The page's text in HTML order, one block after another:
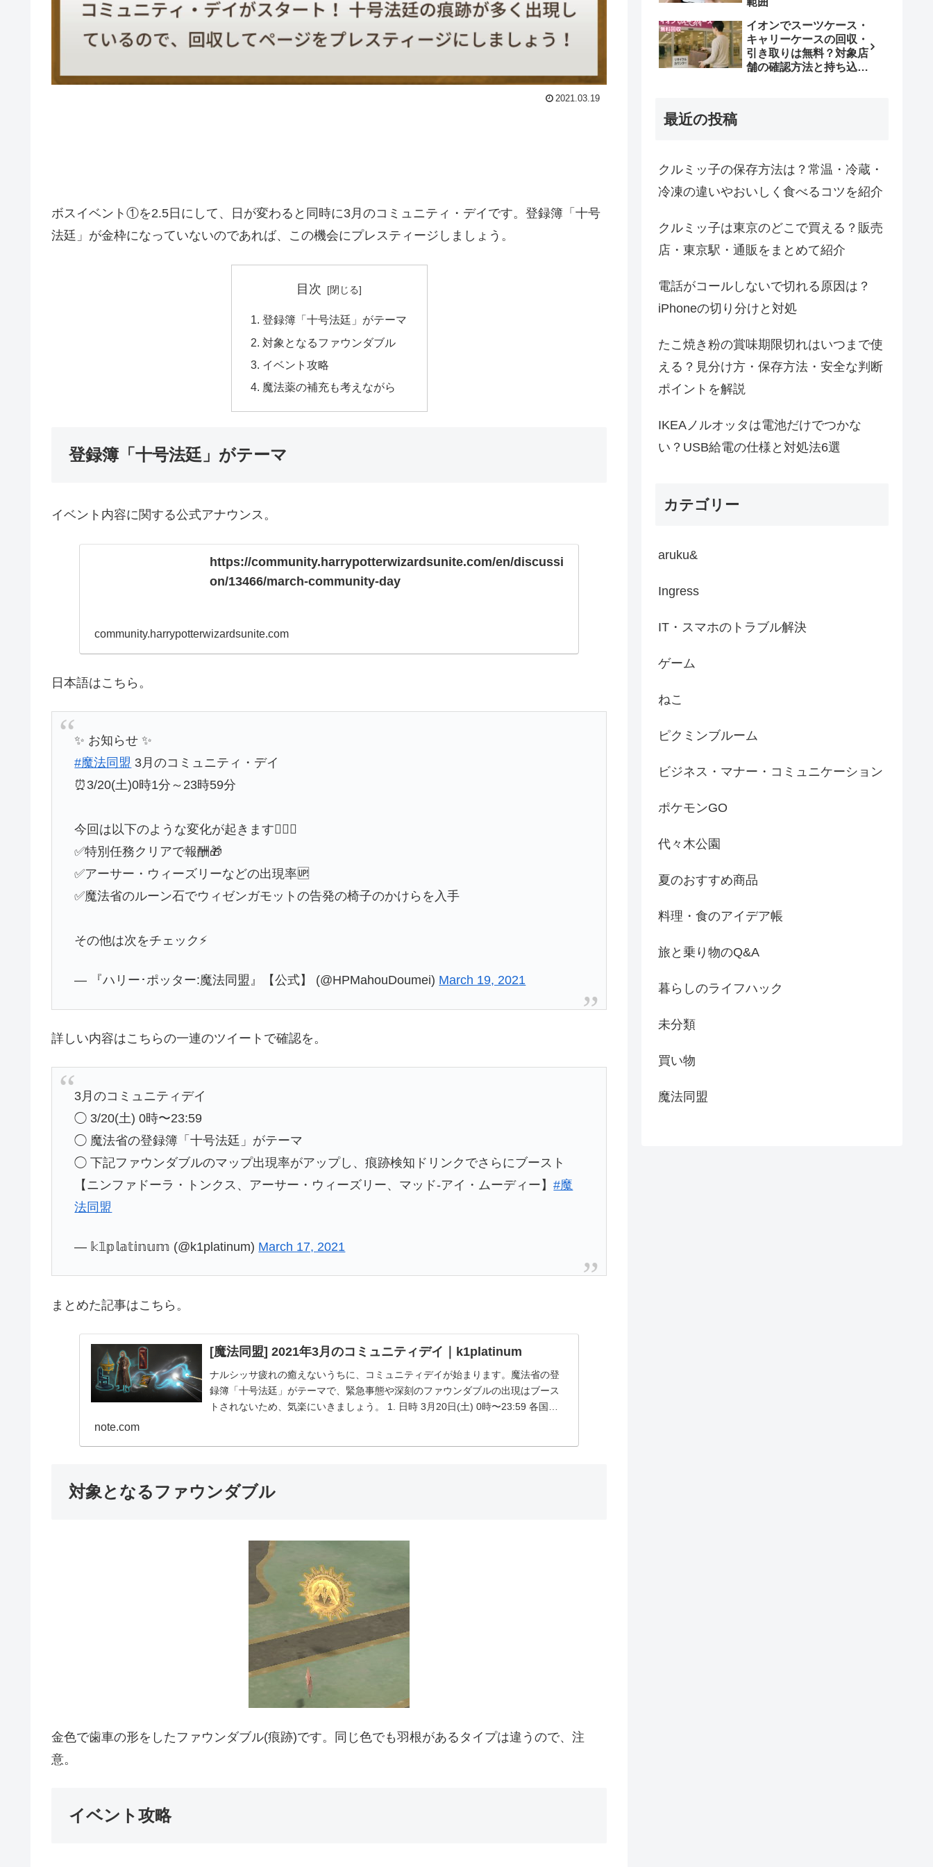
2021.03.19
ボスイベント①を2.5日にして、日が変わると同時に3月のコミュニティ・デイです。登録簿「十号
法廷」が金枠になっていないのであれば、この機会にプレスティージしましょう。
目次
登録簿「十号法廷」がテーマ
対象となるファウンダブル
イベント攻略
魔法薬の補充も考えながら
登録簿「十号法廷」がテーマ
イベント内容に関する公式アナウンス。
https://community.harrypotterwizardsunite.com/en/discussi
on/13466/march-community-day
community.harrypotterwizardsunite.com
日本語はこちら。
✨ お知らせ ✨
#魔法同盟 3月のコミュニティ・デイ
⏰3/20(土)0時1分～23時59分
今回は以下のような変化が起きます🧙‍♂️✨
✅特別任務クリアで報酬🎁
✅アーサー・ウィーズリーなどの出現率🆙
✅魔法省のルーン石でウィゼンガモットの告発の椅子のかけらを入手
その他は次をチェック⚡️
— 『ハリー･ポッター:魔法同盟』【公式】 (@HPMahouDoumei) March 19, 2021
詳しい内容はこちらの一連のツイートで確認を。
3月のコミュニティデイ
◯ 3/20(土) 0時〜23:59
◯ 魔法省の登録簿「十号法廷」がテーマ
◯ 下記ファウンダブルのマップ出現率がアップし、痕跡検知ドリンクでさらにブースト
【ニンファドーラ・トンクス、アーサー・ウィーズリー、マッド-アイ・ムーディー】#魔
法同盟
— 𝕜𝟙𝕡𝕝𝕒𝕥𝕚𝕟𝕦𝕞 (@k1platinum) March 17, 2021
まとめた記事はこちら。
[魔法同盟] 2021年3月のコミュニティデイ｜k1platinum
ナルシッサ疲れの癒えないうちに、コミュニティデイが始まります。魔法省の登
録簿「十号法廷」がテーマで、緊急事態や深刻のファウンダブルの出現はブース
トされないため、気楽にいきましょう。 1. 日時 3月20日(土) 0時〜23:59 各国・
note.com
対象となるファウンダブル
金色で歯車の形をしたファウンダブル(痕跡)です。同じ色でも羽根があるタイプは違うので、注
意。
イベント攻略
イオンでスーツケース・
キャリーケースの回収・
引き取りは無料？対象店
舗の確認方法と持ち込み
最近の投稿
クルミッ子の保存方法は？常温・冷蔵・
冷凍の違いやおいしく食べるコツを紹介
クルミッ子は東京のどこで買える？販売
店・東京駅・通販をまとめて紹介
電話がコールしないで切れる原因は？
iPhoneの切り分けと対処
たこ焼き粉の賞味期限切れはいつまで使
える？見分け方・保存方法・安全な判断
ポイントを解説
IKEAノルオッタは電池だけでつかな
い？USB給電の仕様と対処法6選
カテゴリー
aruku&
Ingress
IT・スマホのトラブル解決
ゲーム
ねこ
ピクミンブルーム
ビジネス・マナー・コミュニケーション
ポケモンGO
代々木公園
夏のおすすめ商品
料理・食のアイデア帳
旅と乗り物のQ&A
暮らしのライフハック
未分類
買い物
魔法同盟